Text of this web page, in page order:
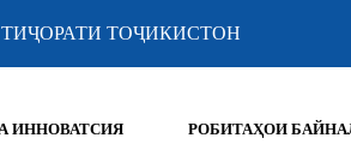
ТОҶИКИСТОН
ИННОВАТСИЯ РОБИТАҲОИ